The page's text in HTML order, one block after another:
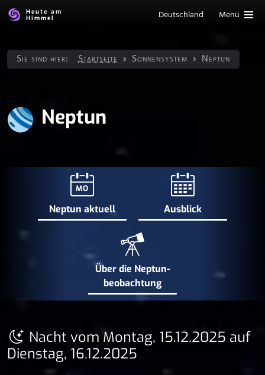
Heute am
Himmel
Deutschland Menü
Sie sind hier: Startseite Sonnen­system Neptun
Neptun
MO
Neptun aktuell Ausblick
Über die Neptun­
beobachtung
Nacht vom Montag, 15.12.2025 auf
Dienstag, 16.12.2025